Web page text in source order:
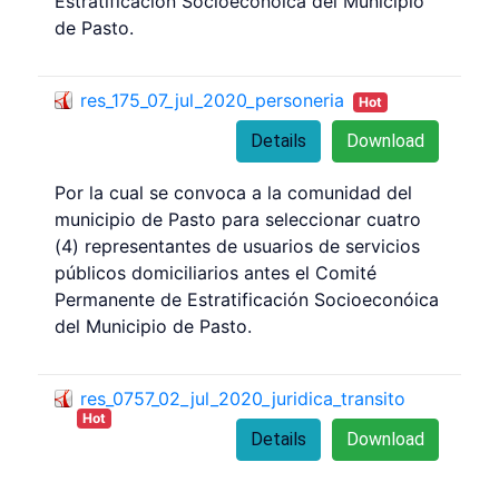
de Pasto.
res_175_07_jul_2020_personeria Hot
Download
Details
Por la cual se convoca a la comunidad del
municipio de Pasto para seleccionar cuatro
(4) representantes de usuarios de servicios
públicos domiciliarios antes el Comité
Permanente de Estratificación Socioeconóica
del Municipio de Pasto.
res_0757_02_jul_2020_juridica_transito
Hot
Download
Details